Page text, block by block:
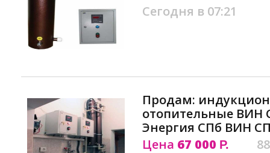
Сегодня в 07:21
Продам:
отопительные ВИН
Энергия СПб ВИН
Цена 67 000 Р.